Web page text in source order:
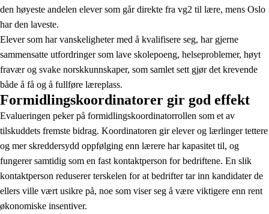
den høyeste andelen elever som går direkte fra vg2 til lære, mens Oslo
har den laveste.
Elever som har vanskeligheter med å kvalifisere seg, har gjerne
sammensatte utfordringer som lave skolepoeng, helseproblemer, høyt
fravær og svake norskkunnskaper, som samlet sett gjør det krevende
både å få og å fullføre læreplass.
Formidlingskoordinatorer gir god effekt
Evalueringen peker på formidlingskoordinatorrollen som et av
tilskuddets fremste bidrag. Koordinatoren gir elever og lærlinger tettere
og mer skreddersydd oppfølging enn lærere har kapasitet til, og
fungerer samtidig som en fast kontaktperson for bedriftene. En slik
kontaktperson reduserer terskelen for at bedrifter tar inn kandidater de
ellers ville vært usikre på, noe som viser seg å være viktigere enn rent
økonomiske insentiver.